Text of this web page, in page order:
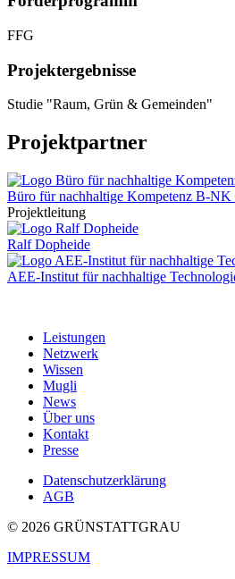
FFG
Projektergebnisse
Studie "Raum, Grün & Gemeinden"
Projektpartner
Büro für nachhaltige Kompetenz B-NK
Projektleitung
Ralf Dopheide
AEE-Institut für nachhaltige
Leistungen
Netzwerk
Wissen
Mugli
News
Über uns
Kontakt
Presse
Datenschutzerklärung
AGB
© 2026 GRÜNSTATTGRAU
IMPRESSUM